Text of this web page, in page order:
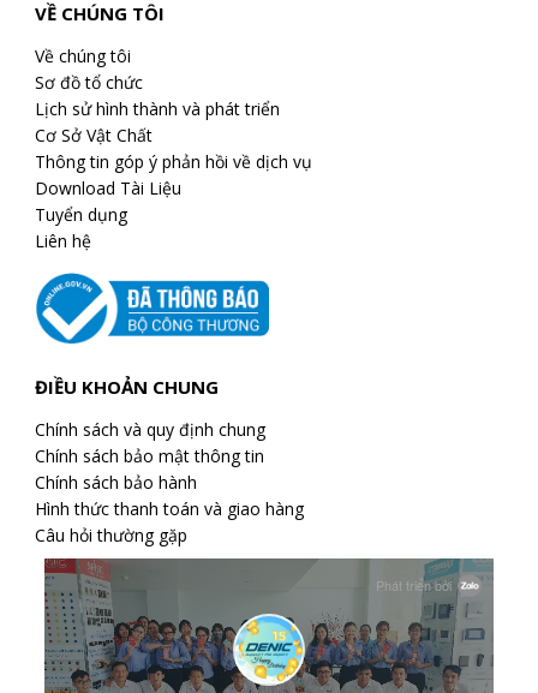
VỀ CHÚNG TÔI
Về chúng tôi
Sơ đồ tổ chức
Lịch sử hình thành và phát triển
Cơ Sở Vật Chất
Thông tin góp ý phản hồi về dịch vụ
Download Tài Liệu
Tuyển dụng
Liên hệ
ĐIỀU KHOẢN CHUNG
Chính sách và quy định chung
Chính sách bảo mật thông tin
Chính sách bảo hành
Hình thức thanh toán và giao hàng
Câu hỏi thường gặp